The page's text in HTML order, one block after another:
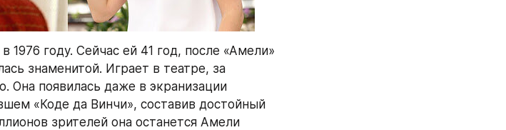
году. Сейчас ей 41 год, после «Амели»
знаменитой. Играет в театре, за
Она появилась даже в экранизации
«Коде да Винчи», составив достойный
зрителей она останется Амели